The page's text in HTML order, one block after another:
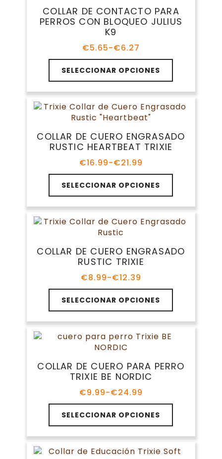
se
pueden
la
página
de
producto
COLLAR DE CONTACTO PARA
PERROS CON BLOQUEO JULIUS
K9
€5.65-€6.27
Rango
de
precios:
desde
€5.65
hasta
€6.27
SELECCIONAR OPCIONES
Este
producto
tiene
múltiples
variantes.
se
pueden
en
página
de
producto
COLLAR DE CUERO ENGRASADO
RUSTIC HEARTBEAT TRIXIE
€16.99-€21.99
Rango
de
precios:
desde
€16.99
hasta
€21.99
SELECCIONAR OPCIONES
Este
producto
tiene
múltiples
variantes.
se
pueden
en
página
de
COLLAR DE CUERO ENGRASADO
RUSTIC TRIXIE
€8.99-€12.39
Rango
de
precios:
desde
€8.99
hasta
€12.39
SELECCIONAR OPCIONES
Este
producto
tiene
múltiples
variantes.
se
pueden
en
página
de
producto
COLLAR DE CUERO PARA PERRO
TRIXIE BE NORDIC
€9.99-€24.99
Rango
de
precios:
desde
€9.99
hasta
€24.99
SELECCIONAR OPCIONES
Este
producto
tiene
múltiples
variantes.